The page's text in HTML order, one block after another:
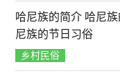
哈尼族的简介 哈尼
尼族的节日习俗
乡村民俗